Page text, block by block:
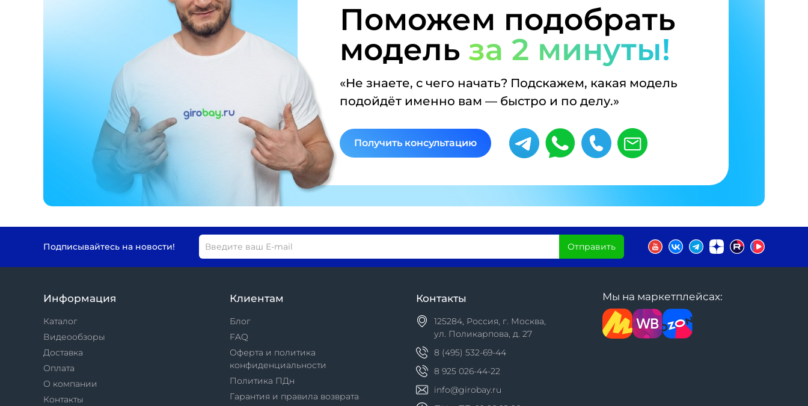
Поможем подобрать
модель за 2 минуты!
«Не знаете, с чего начать? Подскажем, какая модель
подойдёт именно вам — быстро и по делу.»
Получить консультацию
Подписывайтесь на новости! Отправить
Информация
Каталог
Видеообзоры
Доставка
Оплата
О компании
Контакты
Клиентам
Блог
FAQ
Оферта и политика
конфиденциальности
Политика ПДн
Гарантия и правила возврата
Контакты
125284, Россия, г. Москва,
ул. Поликарпова, д. 27
8 (495) 532-69-44
8 925 026-44-22
info@girobay.ru
Мы на маркетплейсах: